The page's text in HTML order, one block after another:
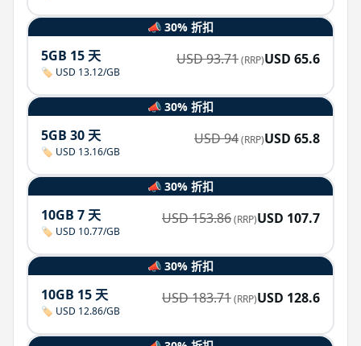
📣 30% 折扣
5GB 15 天
🏷️ USD 13.12/GB
USD93.71(RRP)USD 65.6
📣 30% 折扣
5GB 30 天
🏷️ USD 13.16/GB
USD94(RRP)USD 65.8
📣 30% 折扣
10GB 7 天
🏷️ USD 10.77/GB
USD153.86(RRP)USD 107.7
📣 30% 折扣
10GB 15 天
🏷️ USD 12.86/GB
USD183.71(RRP)USD 128.6